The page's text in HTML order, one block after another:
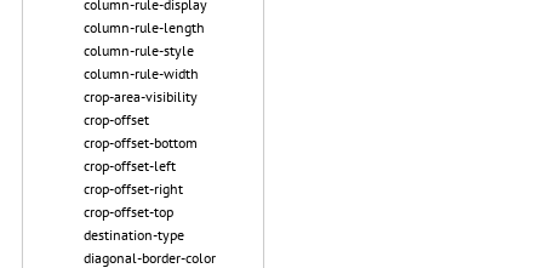
column-rule-display
column-rule-length
column-rule-style
column-rule-width
crop-area-visibility
crop-offset
crop-offset-bottom
crop-offset-left
crop-offset-right
crop-offset-top
destination-type
diagonal-border-color